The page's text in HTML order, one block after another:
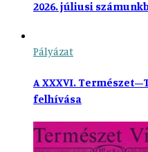
2026. júliusi
Pályázat
A XXXVI.
felhívása